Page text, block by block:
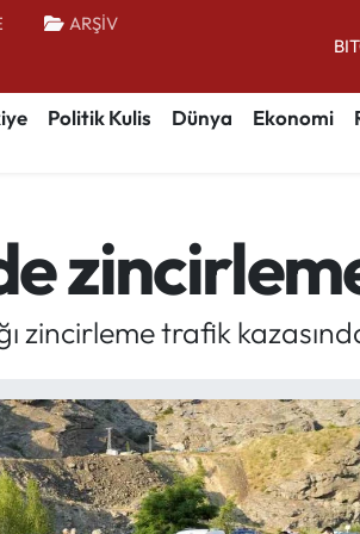
ARŞİV
Politik Kulis Dünya Ekonomi
zincirleme trafik